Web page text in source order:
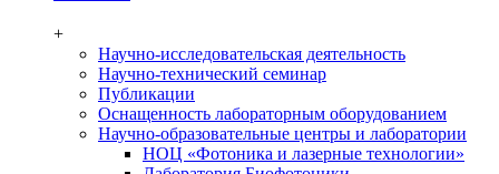
+
Научно-исследовательская деятельность
Научно-технический семинар
Публикации
Оснащенность лабораторным оборудованием
Научно-образовательные центры и лаборатории
НОЦ «Фотоника и лазерные технологии»